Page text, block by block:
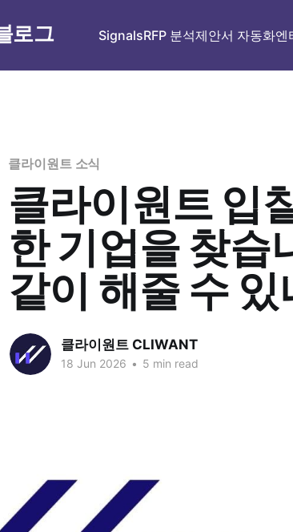
로그 SignalsRFP 분석제안서 자동화엔
클라이원트 소식
클라이원트 입
한 기업을 찾습
같이 해줄 수
클라이원트 CLIWANT
18 Jun 2026 • 5 min read